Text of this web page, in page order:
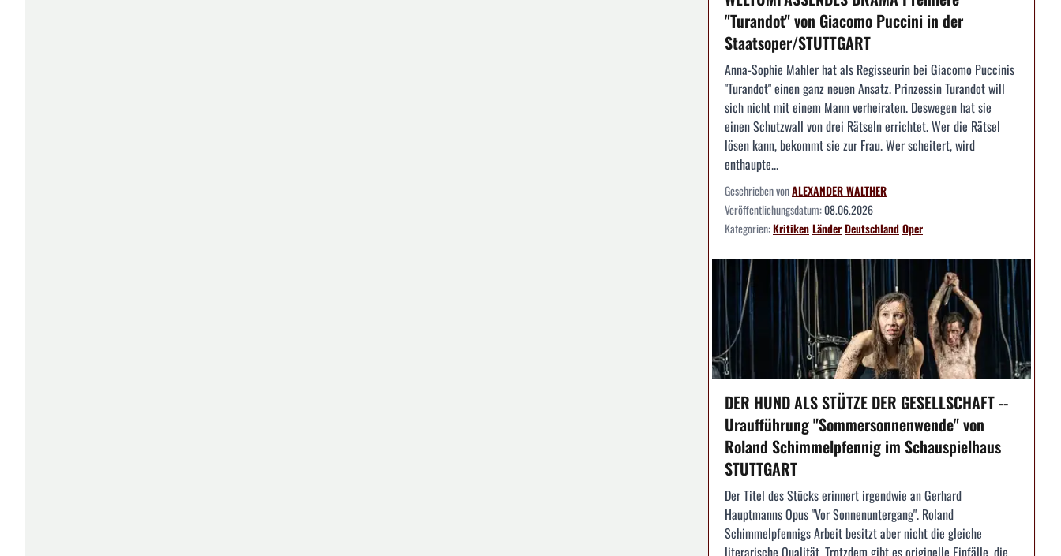
"Turandot" von Giacomo Puccini in der
Staatsoper/STUTTGART
Anna-Sophie Mahler hat als Regisseurin bei Giacomo Puccinis
"Turandot" einen ganz neuen Ansatz. Prinzessin Turandot will
sich nicht mit einem Mann verheiraten. Deswegen hat sie
einen Schutzwall von drei Rätseln errichtet. Wer die Rätsel
lösen kann, bekommt sie zur Frau. Wer scheitert, wird
enthaupte...
Geschrieben vonALEXANDER WALTHER
Veröffentlichungsdatum:08.06.2026
Kategorien:KritikenLänderDeutschlandOper
DER HUND ALS STÜTZE DER GESELLSCHAFT --
Uraufführung "Sommersonnenwende" von
Roland Schimmelpfennig im Schauspielhaus
STUTTGART
Der Titel des Stücks erinnert irgendwie an Gerhard
Hauptmanns Opus "Vor Sonnenuntergang". Roland
Schimmelpfennigs Arbeit besitzt aber nicht die gleiche
literarische Qualität. Trotzdem gibt es originelle Einfälle, die